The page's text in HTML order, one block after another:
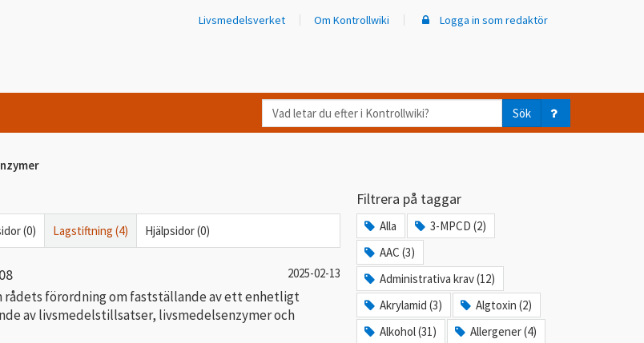
Livsmedelsverket Om Kontrollwiki Logga in som redaktör
Vad
letar
Kontrollwiki?
Sök
(0) Lagstiftning (4) Hjälpsidor (0)
2025-02-13
rådets förordning om fastställande av ett enhetligt
av livsmedelstillsatser, livsmedelsenzymer och
Filtrera på taggar
Alla
3-MPCD (2)
AAC (3)
Administrativa krav (12)
Akrylamid (3)
Algtoxin (2)
Alkohol (31)
Allergener (4)